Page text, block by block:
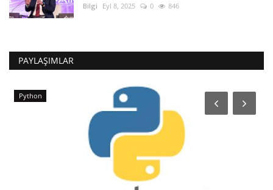
Bilgi Eyl 8, 2025 0 846
PAYLAŞIMLAR
Python